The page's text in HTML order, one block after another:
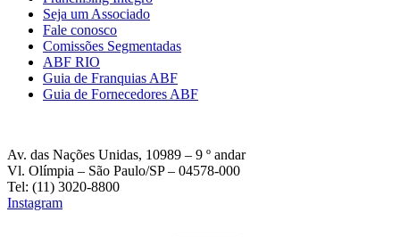
Seja um Associado
Fale conosco
Comissões Segmentadas
ABF RIO
Guia de Franquias ABF
Guia de Fornecedores ABF
Av. das Nações Unidas, 10989 – 9 º andar
Vl. Olímpia – São Paulo/SP – 04578-000
Tel: (11) 3020-8800
Instagram